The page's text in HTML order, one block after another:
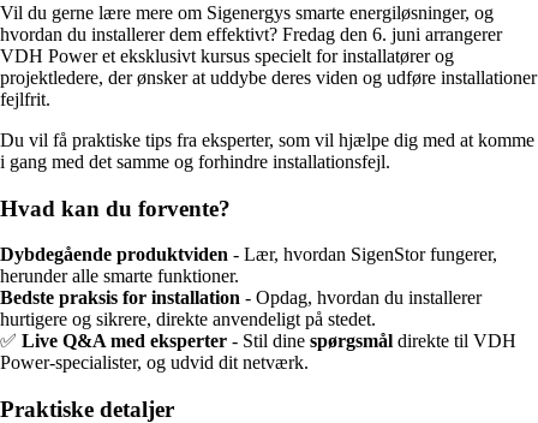
Vil du gerne lære mere om Sigenergys smarte energiløsninger, og
hvordan du installerer dem effektivt? Fredag den 6. juni arrangerer
VDH Power et eksklusivt kursus specielt for installatører og
projektledere, der ønsker at uddybe deres viden og udføre installationer
fejlfrit.
Du vil få praktiske tips fra eksperter, som vil hjælpe dig med at komme
i gang med det samme og forhindre installationsfejl.
Hvad kan du forvente?
Dybdegående produktviden - Lær, hvordan SigenStor fungerer,
herunder alle smarte funktioner.
Bedste praksis for installation - Opdag, hvordan du installerer
hurtigere og sikrere, direkte anvendeligt på stedet.
✅ Live Q&A med eksperter - Stil dine spørgsmål direkte til VDH
Power-specialister, og udvid dit netværk.
Praktiske detaljer